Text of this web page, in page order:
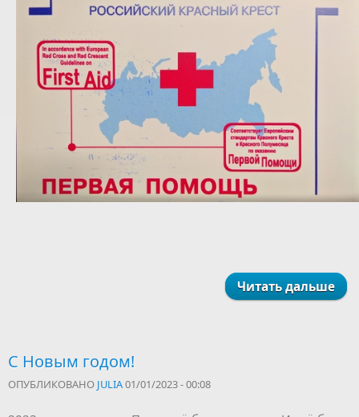
Читать дальше
С Новым годом!
ОПУБЛИКОВАНО JULIA01/01/2023 - 00:08